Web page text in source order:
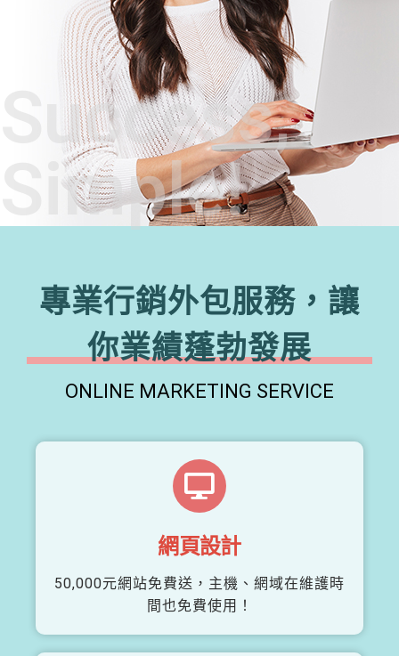
Success,
Simple!
專業行銷外包服務，讓
你業績蓬勃發展
ONLINE MARKETING SERVICE
網頁設計
50,000元網站免費送，主機、網域在維護時
間也免費使用！